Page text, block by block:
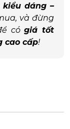
dáng –
và đừng
cógiá tốt
cao cấp!